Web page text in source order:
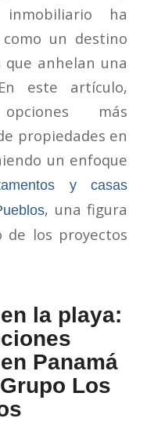
ha
un destino
anhelan una
este artículo,
más
propiedades en
un enfoque
y casas
, una figura
de los proyectos
la playa:
Panamá
Los